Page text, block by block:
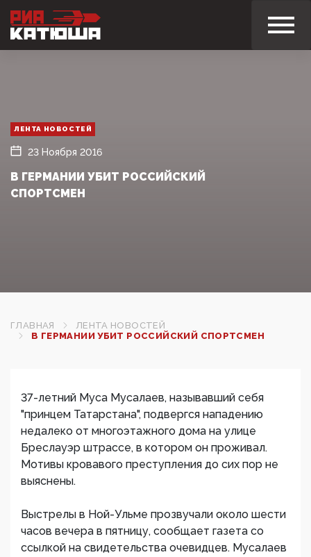
ЛЕНТА НОВОСТЕЙ
23 Ноября 2016
В ГЕРМАНИИ УБИТ РОССИЙСКИЙ
СПОРТСМЕН
ГЛАВНАЯ
ЛЕНТА НОВОСТЕЙ
В ГЕРМАНИИ УБИТ РОССИЙСКИЙ СПОРТСМЕН
37-летний Муса Мусалаев, называвший себя
"принцем Татарстана", подвергся нападению
недалеко от многоэтажного дома на улице
Бреслауэр штрассе, в котором он проживал.
Мотивы кровавого преступления до сих пор не
выяснены.
Выстрелы в Ной-Ульме прозвучали около шести
часов вечера в пятницу, сообщает газета со
ссылкой на свидетельства очевидцев. Мусалаев